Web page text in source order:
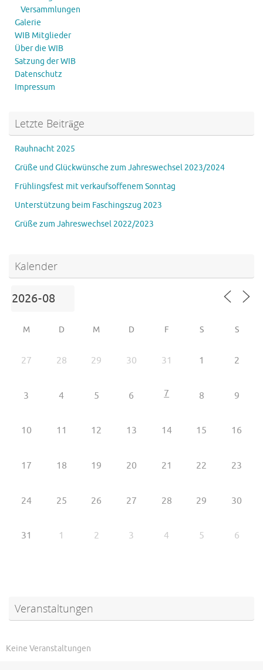
Versammlungen
Galerie
WIB Mitglieder
Über die WIB
Satzung der WIB
Datenschutz
Impressum
Letzte Beiträge
Rauhnacht 2025
Grüße und Glückwünsche zum Jahreswechsel 2023/2024
Frühlingsfest mit verkaufsoffenem Sonntag
Unterstützung beim Faschingszug 2023
Grüße zum Jahreswechsel 2022/2023
Kalender
M D M D F S S
27 28 29 30 31 1 2
3 4 5 6 7 8 9
10 11 12 13 14 15 16
17 18 19 20 21 22 23
24 25 26 27 28 29 30
31 1 2 3 4 5 6
Veranstaltungen
Keine Veranstaltungen